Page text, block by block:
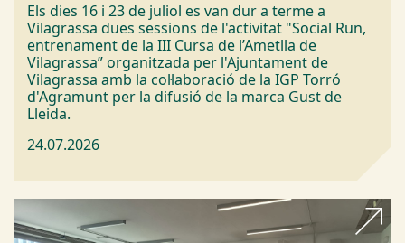
Els dies 16 i 23 de juliol es van dur a terme a
Vilagrassa dues sessions de l'activitat "Social Run,
entrenament de la III Cursa de l’Ametlla de
Vilagrassa” organitzada per l'Ajuntament de
Vilagrassa amb la col·laboració de la IGP Torró
d'Agramunt per la difusió de la marca Gust de
Lleida.
24.07.2026